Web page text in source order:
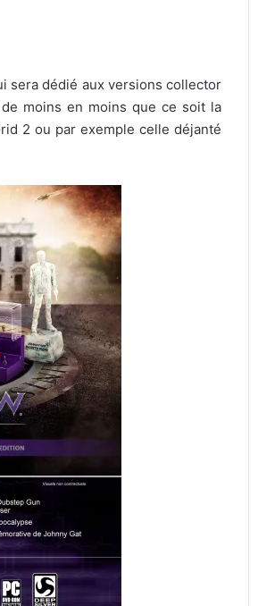
sera dédié aux versions collector
moins en moins que ce soit la
2 ou par exemple celle déjanté